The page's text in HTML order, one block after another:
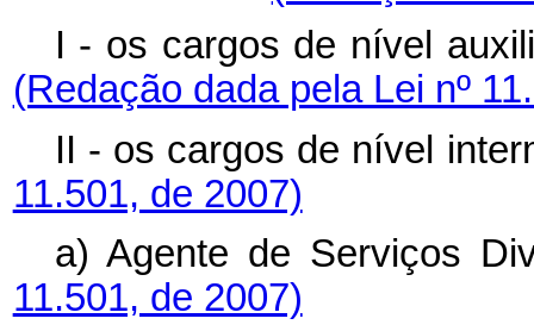
I - os cargos de nível
(Redação dada pela Lei nº
II - os cargos de nível
11.501, de 2007)
a) Agente de Serviços
11.501, de 2007)